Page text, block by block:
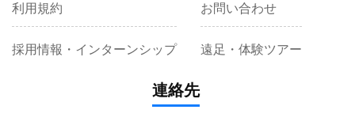
利用規約
採用情報・インターンシップ
お問い合わせ
遠足・体験ツアー
連絡先